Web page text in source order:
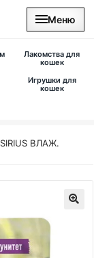
Меню
Лакомства для
кошек
Игрушки для
кошек
SIRIUS ВЛАЖ.